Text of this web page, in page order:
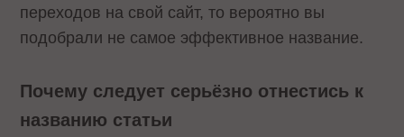
переходов на свой сайт, то вероятно вы
подобрали не самое эффективное название.
Почему следует серьёзно отнестись к
названию статьи